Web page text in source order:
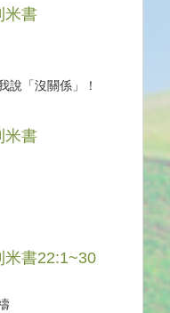
書
說「沒關係」！
書
書22:1~30